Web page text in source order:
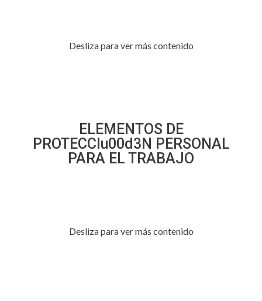
Desliza para ver más contenido
ELEMENTOS DE
PROTECCIu00d3N PERSONAL
PARA EL TRABAJO
Desliza para ver más contenido